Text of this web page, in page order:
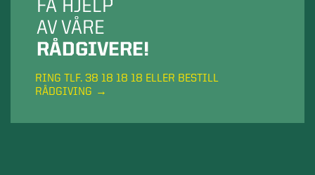
FÅ HJELP
AV VÅRE
RÅDGIVERE!
RING TLF. 38 18 18 18 ELLER BESTILL
RÅDGIVING